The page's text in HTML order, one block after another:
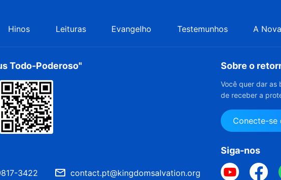
Hinos Leituras Evangelho Testemunhos A
Todo-Poderoso"
3422 contact.pt@kingdomsalvation.org
Sobre o
Você quer dar as
de receber a
Conecte-se
Siga-nos